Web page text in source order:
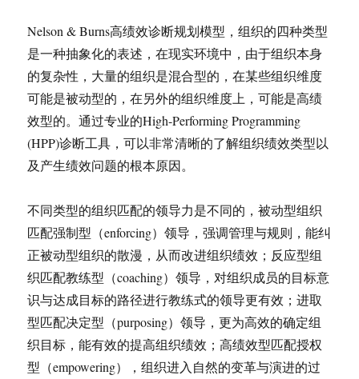
Nelson & Burns高绩效诊断规划模型，组织的四种类型
是一种抽象化的表述，在现实环境中，由于组织本身
的复杂性，大量的组织是混合型的，在某些组织维度
可能是被动型的，在另外的组织维度上，可能是高绩
效型的。通过专业的High-Performing Programming
(HPP)诊断工具，可以非常清晰的了解组织绩效类型以
及产生绩效问题的根本原因。
不同类型的组织匹配的领导力是不同的，被动型组织
匹配强制型（enforcing）领导，强调管理与规则，能纠
正被动型组织的散漫，从而改进组织绩效；反应型组
织匹配教练型（coaching）领导，对组织成员的目标意
识与达成目标的路径进行教练式的领导更有效；进取
型匹配决定型（purposing）领导，更为高效的确定组
织目标，能有效的提高组织绩效；高绩效型匹配授权
型（empowering），组织进入自然的变革与演进的过